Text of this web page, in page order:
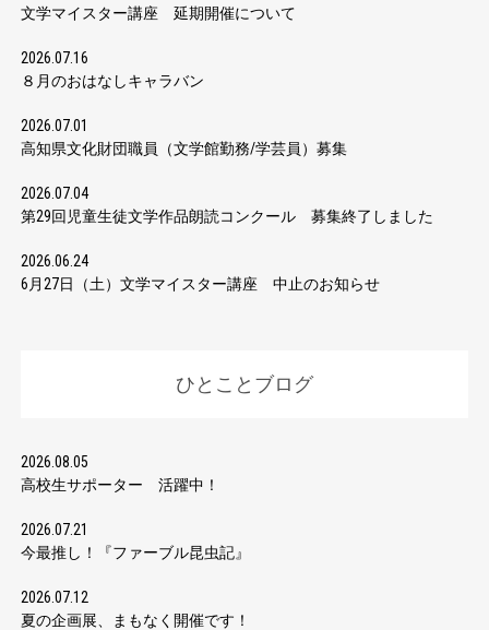
文学マイスター講座 延期開催について
2026.07.16
８月のおはなしキャラバン
2026.07.01
高知県文化財団職員（文学館勤務/学芸員）募集
2026.07.04
第29回児童生徒文学作品朗読コンクール 募集終了しました
2026.06.24
6月27日（土）文学マイスター講座 中止のお知らせ
ひとことブログ
2026.08.05
高校生サポーター 活躍中！
2026.07.21
今最推し！『ファーブル昆虫記』
2026.07.12
夏の企画展、まもなく開催です！